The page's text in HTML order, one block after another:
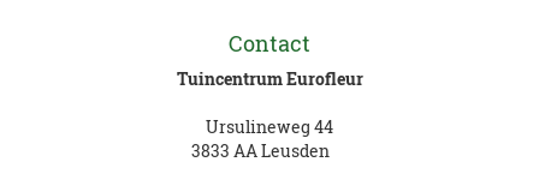
Contact
Tuincentrum Eurofleur
Ursulineweg 44
3833 AA Leusden